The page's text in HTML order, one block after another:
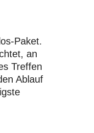
Paket.
an
Treffen
Ablauf